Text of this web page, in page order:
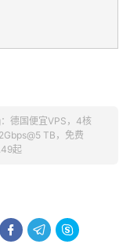
德国便宜VPS，4核
TB，免费
起
  